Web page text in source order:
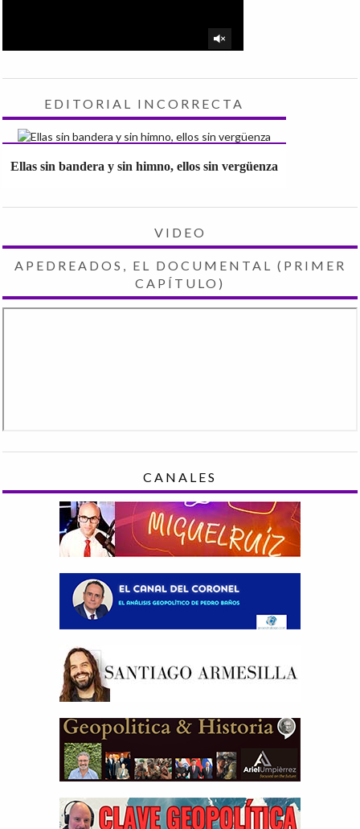
EDITORIAL INCORRECTA
Ellas sin bandera y sin himno, ellos sin vergüenza
VIDEO
APEDREADOS, EL DOCUMENTAL (PRIMER
CAPÍTULO)
CANALES